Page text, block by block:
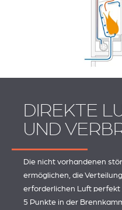
DIREKTE
UND
Die nicht vorhandenen
ermöglichen, die
erforderlichen Luft perfekt
5 Punkte in der